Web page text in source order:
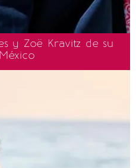
y Zoë Kravitz de su